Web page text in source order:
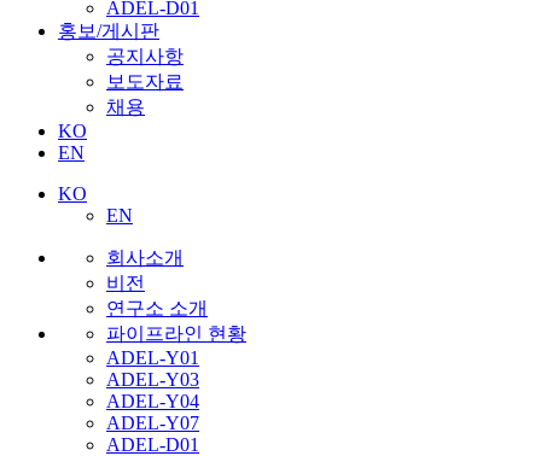
ADEL-D01
홍보/게시판
공지사항
보도자료
채용
KO
EN
KO
EN
회사소개
비전
연구소 소개
파이프라인 현황
ADEL-Y01
ADEL-Y03
ADEL-Y04
ADEL-Y07
ADEL-D01